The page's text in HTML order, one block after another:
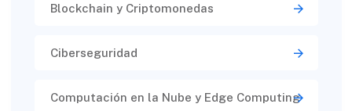
Blockchain y Criptomonedas
Ciberseguridad​
Computación en la Nube y Edge Computing